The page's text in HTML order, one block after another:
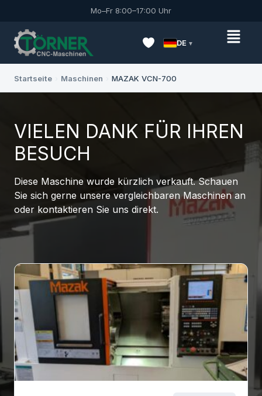
Mo–Fr 8:00–17:00 Uhr
DE
Startseite Maschinen MAZAK VCN-700
VIELEN DANK FÜR IHREN
BESUCH
Diese Maschine wurde kürzlich verkauft. Schauen
Sie sich gerne unsere vergleichbaren Maschinen an
oder kontaktieren Sie uns direkt.